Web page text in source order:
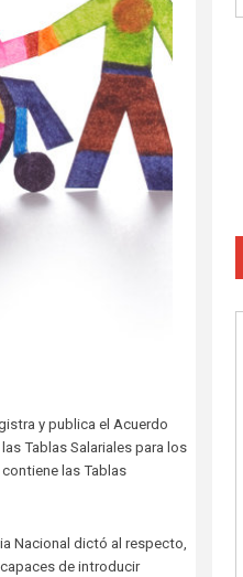
y publica el Acuerdo
Tablas Salariales para los
las Tablas
Nacional dictó al respecto,
de introducir